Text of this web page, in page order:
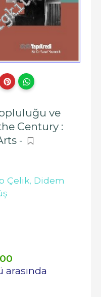
ve
Century :
-
Çelik, Didem